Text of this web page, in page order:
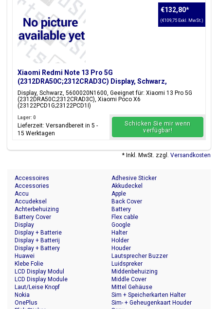
Xiaomi Redmi Note 13 Pro 5G
(2312DRA50C;2312CRAD3C) Display, Schwarz,
5600020N1600
Display, Schwarz, 5600020N1600, Geeignet für: Xiaomi 13 Pro 5G
(2312DRA50C;2312CRAD3C), Xiaomi Poco X6
(23122PCD1G;23122PCD1I)
€132,80*
(€109,75 Exkl. MwSt.)
Lager: 0
Lieferzeit: Versandbereit in 5 -
15 Werktagen
Schicken Sie mir wenn
verfügbar!
* Inkl. MwSt. zzgl. Versandkosten
Accessoires
Accessories
Accu
Accudeksel
Achterbehuizing
Adhesive Sticker
Akkudeckel
Apple
Back Cover
Battery
Battery Cover
Display
Display + Batterie
Display + Batterij
Display + Battery
Flex cable
Google
Halter
Holder
Houder
Huawei
Klebe Folie
LCD Display Modul
LCD Display Module
Laut/Leise Knopf
Lautsprecher Buzzer
Luidspreker
Middenbehuizing
Middle Cover
Mittel Gehäuse
Nokia
OnePlus
Sim + Speicherkarten Halter
Sim- + Geheugenkaart Houder